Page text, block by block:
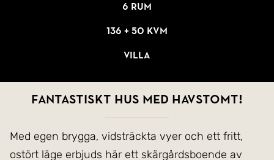
6 rum
136 + 50 kvm
Villa
FANTASTISKT HUS MED HAVSTOMT!
Med egen brygga, vidsträckta vyer och ett fritt,
ostört läge erbjuds här ett skärgårdsboende av